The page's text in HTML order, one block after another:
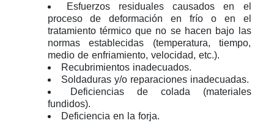
Esfuerzos residuales causados en el
proceso de deformación en frío o en el
tratamiento térmico que no se hacen bajo las
normas establecidas (temperatura, tiempo,
medio de enfriamiento, velocidad, etc.).
Recubrimientos inadecuados.
Soldaduras y/o reparaciones inadecuadas.
Deficiencias de colada (materiales
fundidos).
Deficiencia en la forja.